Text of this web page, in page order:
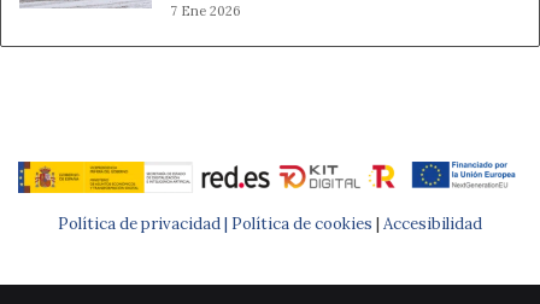
7 Ene 2026
Política de privacidad | Política de cookies | Accesibilidad